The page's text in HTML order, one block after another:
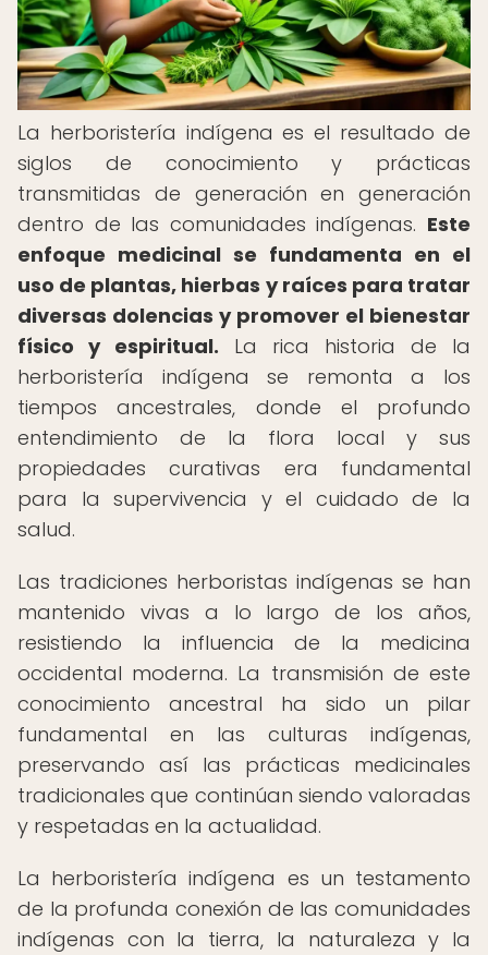
La herboristería indígena es el resultado de
siglos de conocimiento y prácticas
transmitidas de generación en generación
dentro de las comunidades indígenas. Este
enfoque medicinal se fundamenta en el
uso de plantas, hierbas y raíces para tratar
diversas dolencias y promover el bienestar
físico y espiritual. La rica historia de la
herboristería indígena se remonta a los
tiempos ancestrales, donde el profundo
entendimiento de la flora local y sus
propiedades curativas era fundamental
para la supervivencia y el cuidado de la
salud.
Las tradiciones herboristas indígenas se han
mantenido vivas a lo largo de los años,
resistiendo la influencia de la medicina
occidental moderna. La transmisión de este
conocimiento ancestral ha sido un pilar
fundamental en las culturas indígenas,
preservando así las prácticas medicinales
tradicionales que continúan siendo valoradas
y respetadas en la actualidad.
La herboristería indígena es un testamento
de la profunda conexión de las comunidades
indígenas con la tierra, la naturaleza y la